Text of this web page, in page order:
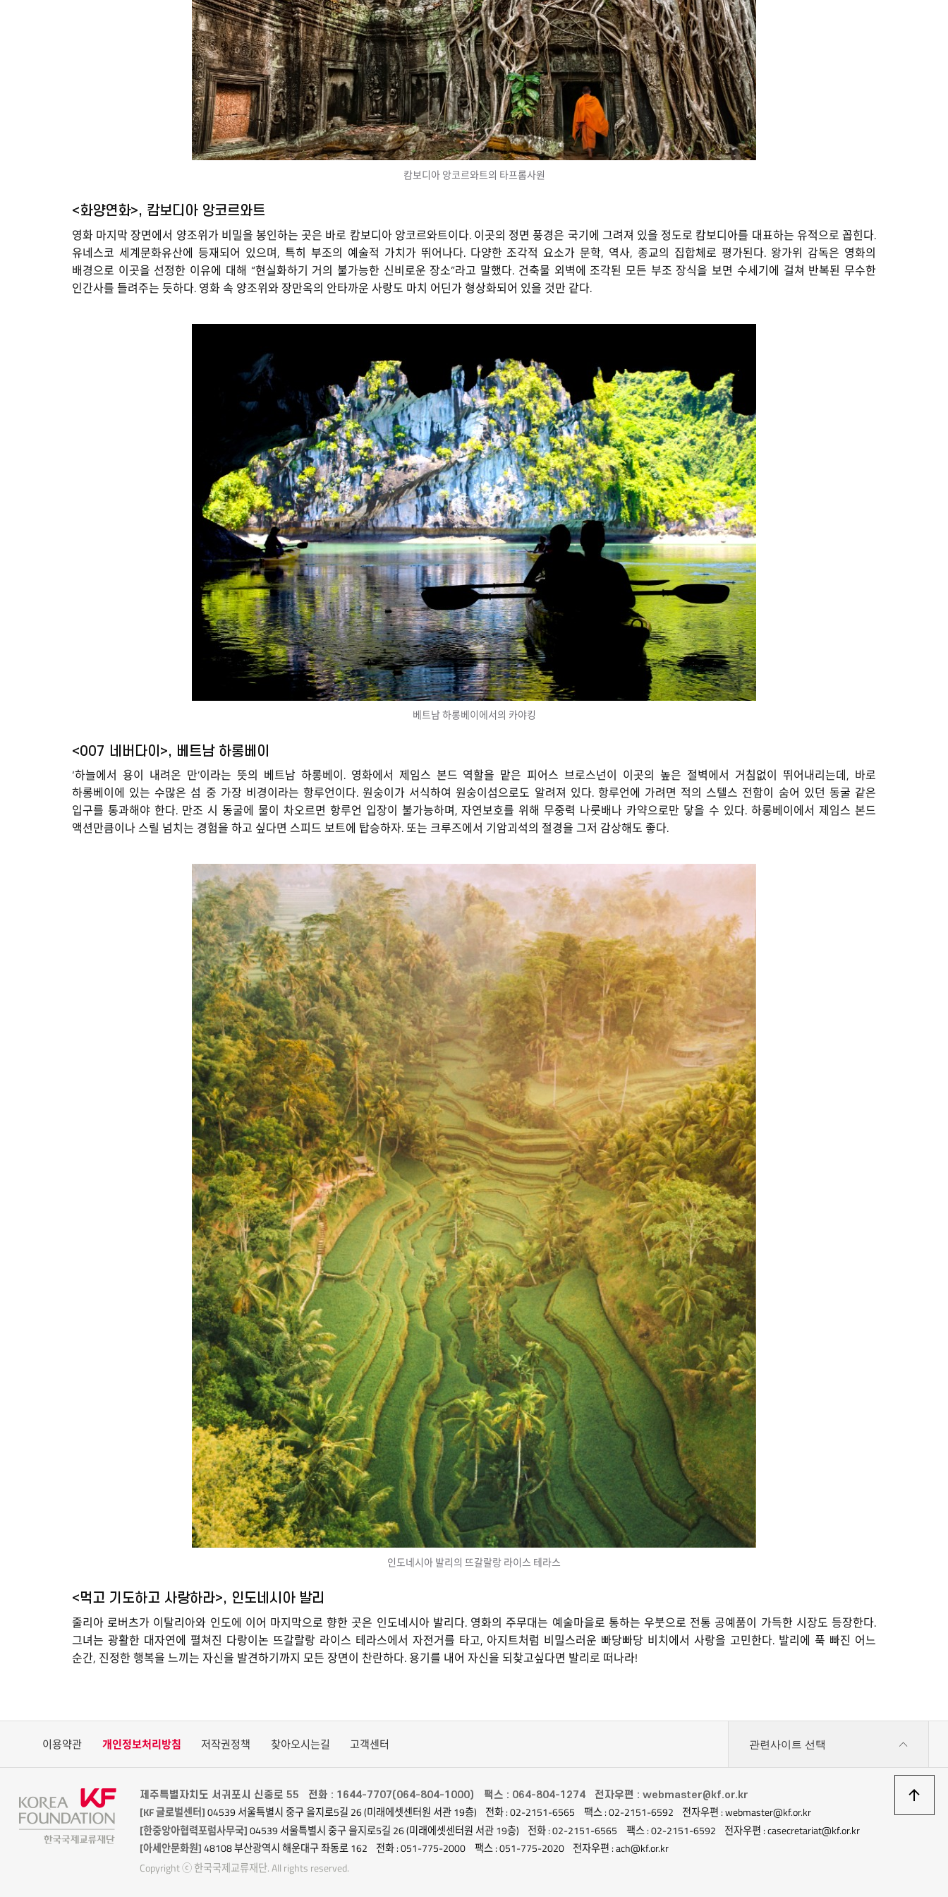
캄보디아 앙코르와트의 타프롬사원
<화양연화>, 캄보디아 앙코르와트
영화 마지막 장면에서 양조위가 비밀을 봉인하는 곳은 바로 캄보디아 앙코르와트이다. 이곳의 정면 풍경은 국기에 그려져 있을 정도로 캄보디아를 대표하는 유적으로 꼽힌다.
유네스코 세계문화유산에 등재되어 있으며, 특히 부조의 예술적 가치가 뛰어나다. 다양한 조각적 요소가 문학, 역사, 종교의 집합체로 평가된다. 왕가위 감독은 영화의
배경으로 이곳을 선정한 이유에 대해 “현실화하기 거의 불가능한 신비로운 장소”라고 말했다. 건축물 외벽에 조각된 모든 부조 장식을 보면 수세기에 걸쳐 반복된 무수한
인간사를 들려주는 듯하다. 영화 속 양조위와 장만옥의 안타까운 사랑도 마치 어딘가 형상화되어 있을 것만 같다.
베트남 하롱베이에서의 카야킹
<007 네버다이>, 베트남 하롱베이
‘하늘에서 용이 내려온 만’이라는 뜻의 베트남 하롱베이. 영화에서 제임스 본드 역할을 맡은 피어스 브로스넌이 이곳의 높은 절벽에서 거침없이 뛰어내리는데, 바로
하롱베이에 있는 수많은 섬 중 가장 비경이라는 항루언이다. 원숭이가 서식하여 원숭이섬으로도 알려져 있다. 항루언에 가려면 적의 스텔스 전함이 숨어 있던 동굴 같은
입구를 통과해야 한다. 만조 시 동굴에 물이 차오르면 항루언 입장이 불가능하며, 자연보호를 위해 무중력 나룻배나 카약으로만 닿을 수 있다. 하롱베이에서 제임스 본드
액션만큼이나 스릴 넘치는 경험을 하고 싶다면 스피드 보트에 탑승하자. 또는 크루즈에서 기암괴석의 절경을 그저 감상해도 좋다.
인도네시아 발리의 뜨갈랄랑 라이스 테라스
<먹고 기도하고 사랑하라>, 인도네시아 발리
줄리아 로버츠가 이탈리아와 인도에 이어 마지막으로 향한 곳은 인도네시아 발리다. 영화의 주무대는 예술마을로 통하는 우붓으로 전통 공예품이 가득한 시장도 등장한다.
그녀는 광활한 대자연에 펼쳐진 다랑이논 뜨갈랄랑 라이스 테라스에서 자전거를 타고, 아지트처럼 비밀스러운 빠당빠당 비치에서 사랑을 고민한다. 발리에 푹 빠진 어느
순간, 진정한 행복을 느끼는 자신을 발견하기까지 모든 장면이 찬란하다. 용기를 내어 자신을 되찾고싶다면 발리로 떠나라!
이용약관 개인정보처리방침 저작권정책 찾아오시는길 고객센터 관련사이트 선택
제주특별자치도 서귀포시 신중로 55 전화 : 1644-7707(064-804-1000) 팩스 : 064-804-1274 전자우편 : webmaster@kf.or.kr
[KF 글로벌센터]04539 서울특별시 중구 을지로5길 26 (미래에셋센터원 서관 19층) 전화 : 02-2151-6565 팩스 : 02-2151-6592
전자우편 : webmaster@kf.or.kr
[한중앙아협력포럼사무국]04539 서울특별시 중구 을지로5길 26 (미래에셋센터원 서관 19층) 전화 : 02-2151-6565 팩스 : 02-2151-6592
전자우편 : casecretariat@kf.or.kr
[아세안문화원]48108 부산광역시 해운대구 좌동로 162 전화 : 051-775-2000 팩스 : 051-775-2020 전자우편 : ach@kf.or.kr
Copyright ⓒ 한국국제교류재단. All rights reserved.